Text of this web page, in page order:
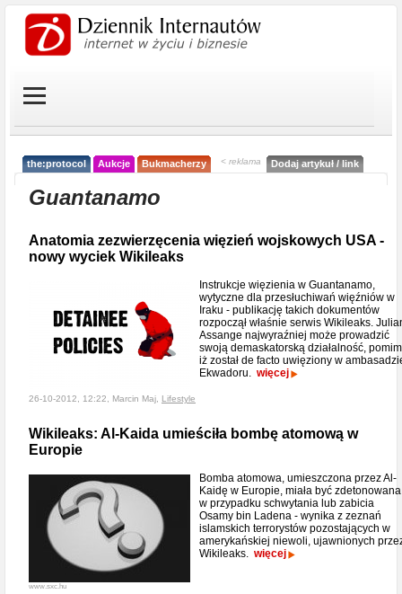
the:protocol Aukcje Bukmacherzy < reklama Dodaj artykuł / link
Guantanamo
Anatomia zezwierzęcenia więzień wojskowych USA -
nowy wyciek Wikileaks
Instrukcje więzienia w Guantanamo,
wytyczne dla przesłuchiwań więźniów w
Iraku - publikację takich dokumentów
rozpoczął właśnie serwis Wikileaks.
Assange najwyraźniej może prowadzić
swoją demaskatorską działalność,
iż został de facto uwięziony w
Ekwadoru. więcej
26-10-2012, 12:22, Marcin Maj, Lifestyle
Wikileaks: Al-Kaida umieściła bombę atomową w
Europie
www.sxc.hu
Bomba atomowa, umieszczona przez Al-
Kaidę w Europie, miała być zdetonowana
w przypadku schwytania lub zabicia
Osamy bin Ladena - wynika z zeznań
islamskich terrorystów pozostających w
amerykańskiej niewoli, ujawnionych
Wikileaks. więcej